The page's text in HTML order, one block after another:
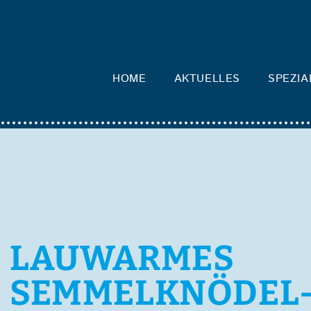
HOME AKTUELLES
LAUWARMES